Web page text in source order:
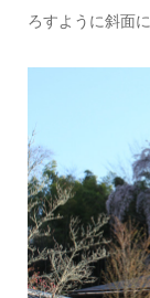
ろすように斜面